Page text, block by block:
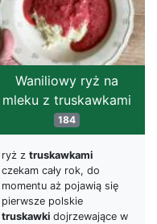
Waniliowy ryż na
mleku z truskawkami
184
ryż z truskawkami
czekam cały rok, do
momentu aż pojawią się
pierwsze polskie
truskawki dojrzewające w